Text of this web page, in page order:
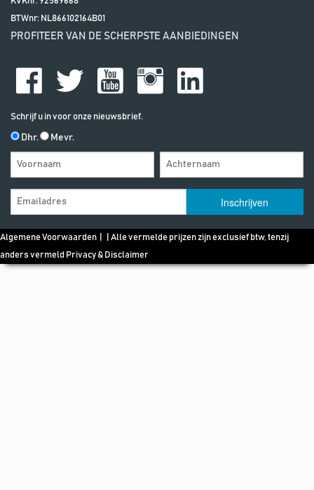
BTWnr: NL866102164B01
PROFITEER VAN DE SCHERPSTE AANBIEDINGEN
Schrijf u in voor onze nieuwsbrief.
Dhr. Mevr.
Algemene Voorwaarden | | Alle vermelde prijzen zijn exclusief btw, tenzij
anders vermeld Privacy & Disclaimer